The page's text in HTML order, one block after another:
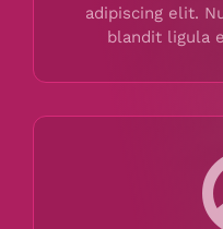
adipiscing elit.
blandit ligula